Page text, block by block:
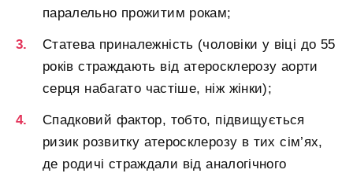
паралельно прожитим рокам;
Статева приналежність (чоловіки у віці до 55
років страждають від атеросклерозу аорти
серця набагато частіше, ніж жінки);
Спадковий фактор, тобто, підвищується
ризик розвитку атеросклерозу в тих сім’ях,
де родичі страждали від аналогічного